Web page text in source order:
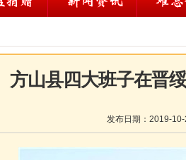
方山县四大班子在晋
发布日期： 2019-